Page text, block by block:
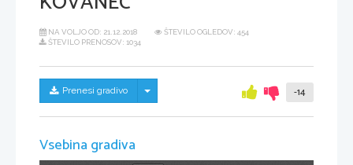
NA VOLJO OD: 21.12.2018
ŠTEVILO OGLEDOV: 454
ŠTEVILO PRENOSOV: 1034
Prenesi gradivo Skrij/prikaži meni -14
Vsebina gradiva